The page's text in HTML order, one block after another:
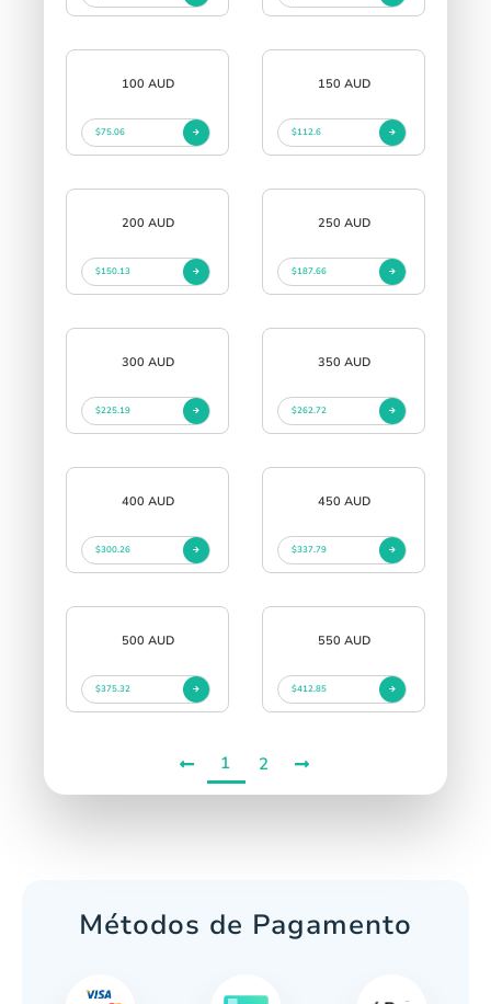
100 AUD
$75.06
150 AUD
$112.6
200 AUD
$150.13
250 AUD
$187.66
300 AUD
$225.19
350 AUD
$262.72
400 AUD
$300.26
450 AUD
$337.79
500 AUD
$375.32
550 AUD
$412.85
1 2
Métodos de Pagamento